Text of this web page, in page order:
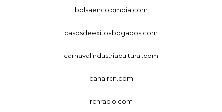
bolsaencolombia.com
casosdeexitoabogados.com
carnavalindustriacultural.com
canalrcn.com
rcnradio.com